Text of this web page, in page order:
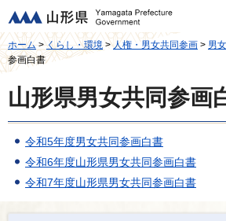
山形県
ホーム>くらし・環境 >人権・男女共同参画 > 男
参画白書
山形県男女共同参画
令和5年度男女共同参画白書
令和6年度山形県男女共同参画白書
令和7年度山形県男女共同参画白書